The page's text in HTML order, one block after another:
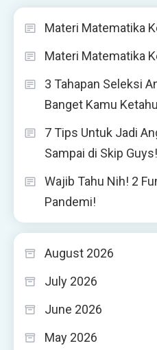
Materi Matematika
Materi Matematika
3 Tahapan Seleksi
Banget Kamu
7 Tips Untuk Jadi
Sampai di Skip
Wajib Tahu Nih! 2
Pandemi!
August 2026
July 2026
June 2026
May 2026